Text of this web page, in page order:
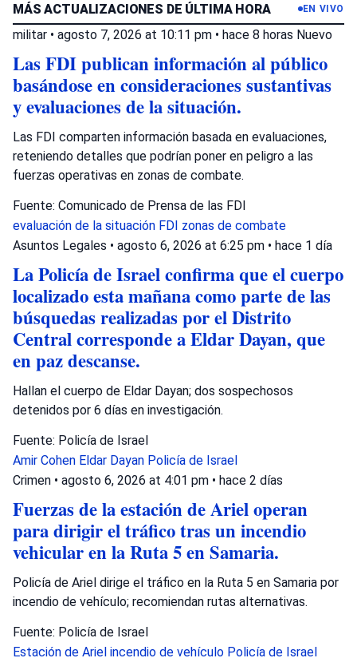
MÁS ACTUALIZACIONES DE ÚLTIMA HORA EN VIVO
militar • agosto 7, 2026 at 10:11 pm • hace 8 horas Nuevo
Las FDI publican información al público
basándose en consideraciones sustantivas
y evaluaciones de la situación.
Las FDI comparten información basada en evaluaciones,
reteniendo detalles que podrían poner en peligro a las
fuerzas operativas en zonas de combate.
Fuente: Comunicado de Prensa de las FDI
evaluación de la situación FDI zonas de combate
Asuntos Legales • agosto 6, 2026 at 6:25 pm • hace 1 día
La Policía de Israel confirma que el cuerpo
localizado esta mañana como parte de las
búsquedas realizadas por el Distrito
Central corresponde a Eldar Dayan, que
en paz descanse.
Hallan el cuerpo de Eldar Dayan; dos sospechosos
detenidos por 6 días en investigación.
Fuente: Policía de Israel
Amir Cohen Eldar Dayan Policía de Israel
Crimen • agosto 6, 2026 at 4:01 pm • hace 2 días
Fuerzas de la estación de Ariel operan
para dirigir el tráfico tras un incendio
vehicular en la Ruta 5 en Samaria.
Policía de Ariel dirige el tráfico en la Ruta 5 en Samaria por
incendio de vehículo; recomiendan rutas alternativas.
Fuente: Policía de Israel
Estación de Ariel incendio de vehículo Policía de Israel